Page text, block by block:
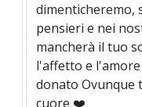
dimenticheremo,
pensieri e nei
mancherà il tuo
l'affetto e
donato Ovunque
cuore ❤️